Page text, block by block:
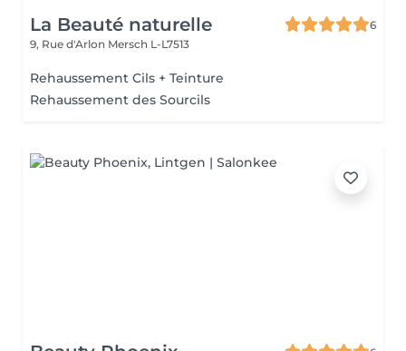
La Beauté naturelle
6
9, Rue d'Arlon Mersch L-L7513
Rehaussement Cils + Teinture
Rehaussement des Sourcils